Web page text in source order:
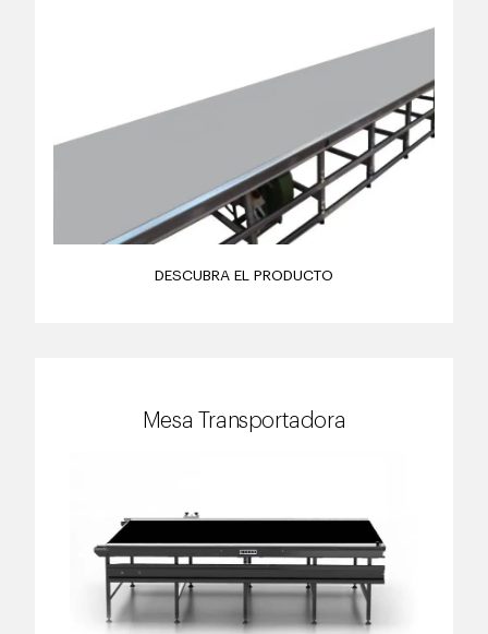
DESCUBRA EL PRODUCTO
Mesa Transportadora